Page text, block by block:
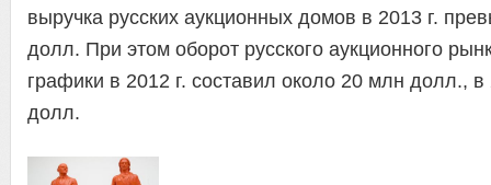
выручка русских аукционных домов в 2013 г.
долл. При этом оборот русского аукционного
графики в 2012 г. составил около 20 млн долл., в
долл.